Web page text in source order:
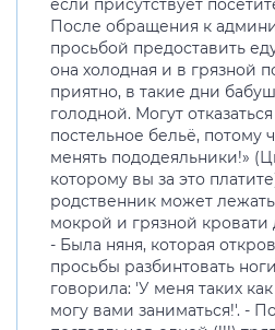
если присутствует
После обращения к
просьбой предоставить
она холодная и в грязной
приятно, в такие дни
голодной. Могут
постельное бельё, потому
менять пододеяльники!»
которому вы за это
родственник может
мокрой и грязной кровати
- Была няня, которая
просьбы разбинтовать
говорила: 'У меня таких
могу вами заниматься!'. -